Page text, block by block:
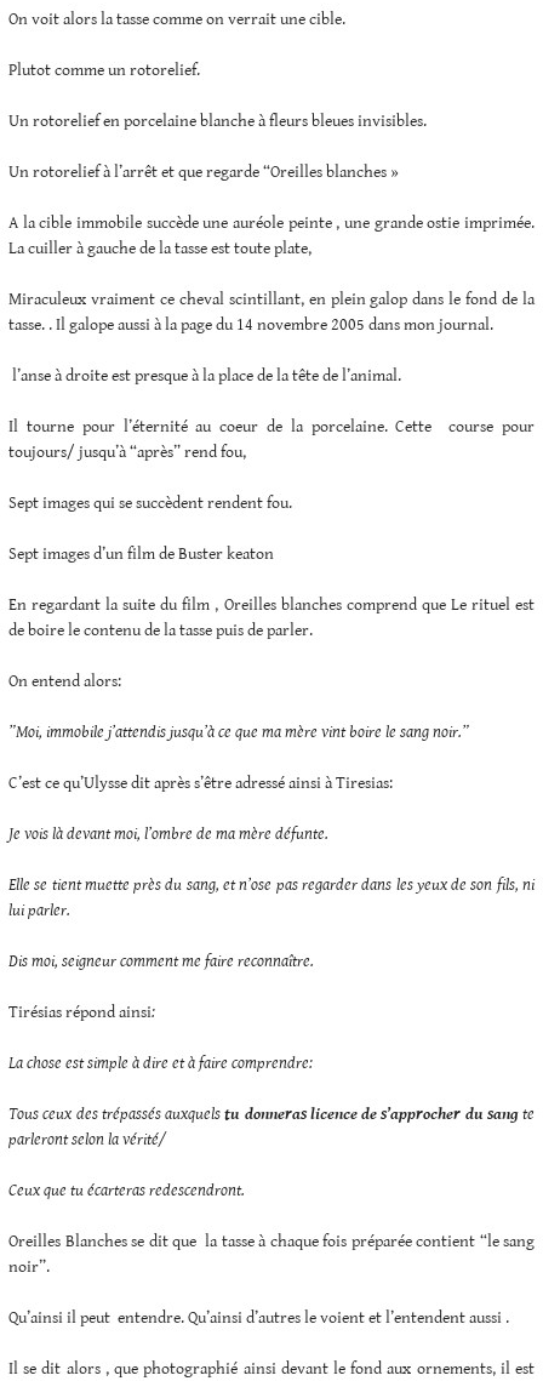
On voit alors la tasse comme on verrait une cible.
Plutot comme un rotorelief.
Un rotorelief en porcelaine blanche à fleurs bleues invisibles.
Un rotorelief à l’arrêt et que regarde “Oreilles blanches »
A la cible immobile succède une auréole peinte , une grande ostie imprimée.
La cuiller à gauche de la tasse est toute plate,
Miraculeux vraiment ce cheval scintillant, en plein galop dans le fond de la
tasse. . Il galope aussi à la page du 14 novembre 2005 dans mon journal.
l’anse à droite est presque à la place de la tête de l’animal.
Il tourne pour l’éternité au coeur de la porcelaine. Cette course pour
toujours/ jusqu’à “après” rend fou,
Sept images qui se succèdent rendent fou.
Sept images d’un film de Buster keaton
En regardant la suite du film , Oreilles blanches comprend que Le rituel est
de boire le contenu de la tasse puis de parler.
On entend alors:
”Moi, immobile j’attendis jusqu’à ce que ma mère vint boire le sang noir.”
C’est ce qu’Ulysse dit après s’être adressé ainsi à Tiresias:
Je vois là devant moi, l’ombre de ma mère défunte.
Elle se tient muette près du sang, et n’ose pas regarder dans les yeux de son fils, ni
lui parler.
Dis moi, seigneur comment me faire reconnaître.
Tirésias répond ainsi:
La chose est simple à dire et à faire comprendre:
Tous ceux des trépassés auxquelstu donneras licence de s’approcher du sangte
parleront selon la vérité/
Ceux que tu écarteras redescendront.
Oreilles Blanches se dit que la tasse à chaque fois préparée contient “le sang
noir”.
Qu’ainsi il peut entendre. Qu’ainsi d’autres le voient et l’entendent aussi .
Il se dit alors , que photographié ainsi devant le fond aux ornements, il est